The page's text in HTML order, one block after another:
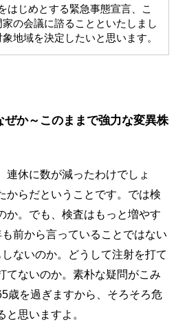
はじめとする緊急事態宣言、こ
の会議に諮ることといたしまし
地域を決定したいと思います。
ぜか～このままで強力な変異株
連休に数が減ったわけでしょ
からだということです。では検
か。でも、検査はもっと増やす
前から言っていることではない
ないのか。どうして注射を打て
てないのか。素朴な疑問がこみ
歳を過ぎますから、そろそろ危
思いますよ。